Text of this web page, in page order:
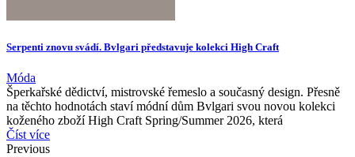
Serpenti znovu svádí. Bvlgari představuje kolekci High Craft
Móda
Šperkařské dědictví, mistrovské řemeslo a současný design. Přesně
na těchto hodnotách staví módní dům Bvlgari svou novou kolekci
koženého zboží High Craft Spring/Summer 2026, která
Číst více
Previous